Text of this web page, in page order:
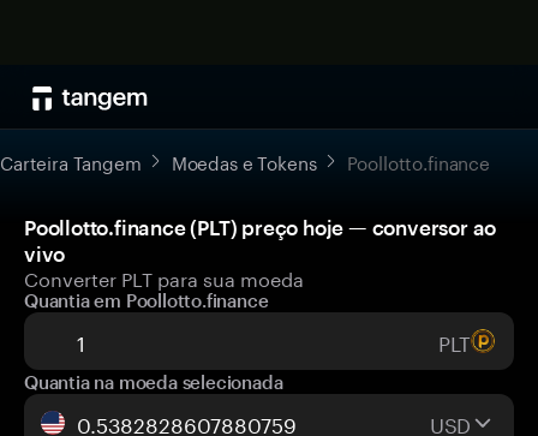
Carteira Tangem Moedas e Tokens Poollotto.finance
Poollotto.finance (PLT) preço hoje — conversor ao
vivo
Converter PLT para sua moeda
Quantia em Poollotto.finance
PLT
Quantia na moeda selecionada
USD